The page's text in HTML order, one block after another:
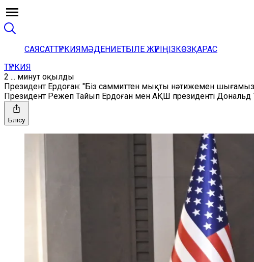
САЯСАТТҮРКИЯМӘДЕНИЕТБІЛЕ ЖҮРІҢІЗКӨЗҚАРАС
ТҮРКИЯ
2 ... минут оқылды
Президент Ердоған: "Біз саммиттен мықты нәтижемен
Президент Режеп Тайып Ердоған мен АҚШ президенті
Бөлісу